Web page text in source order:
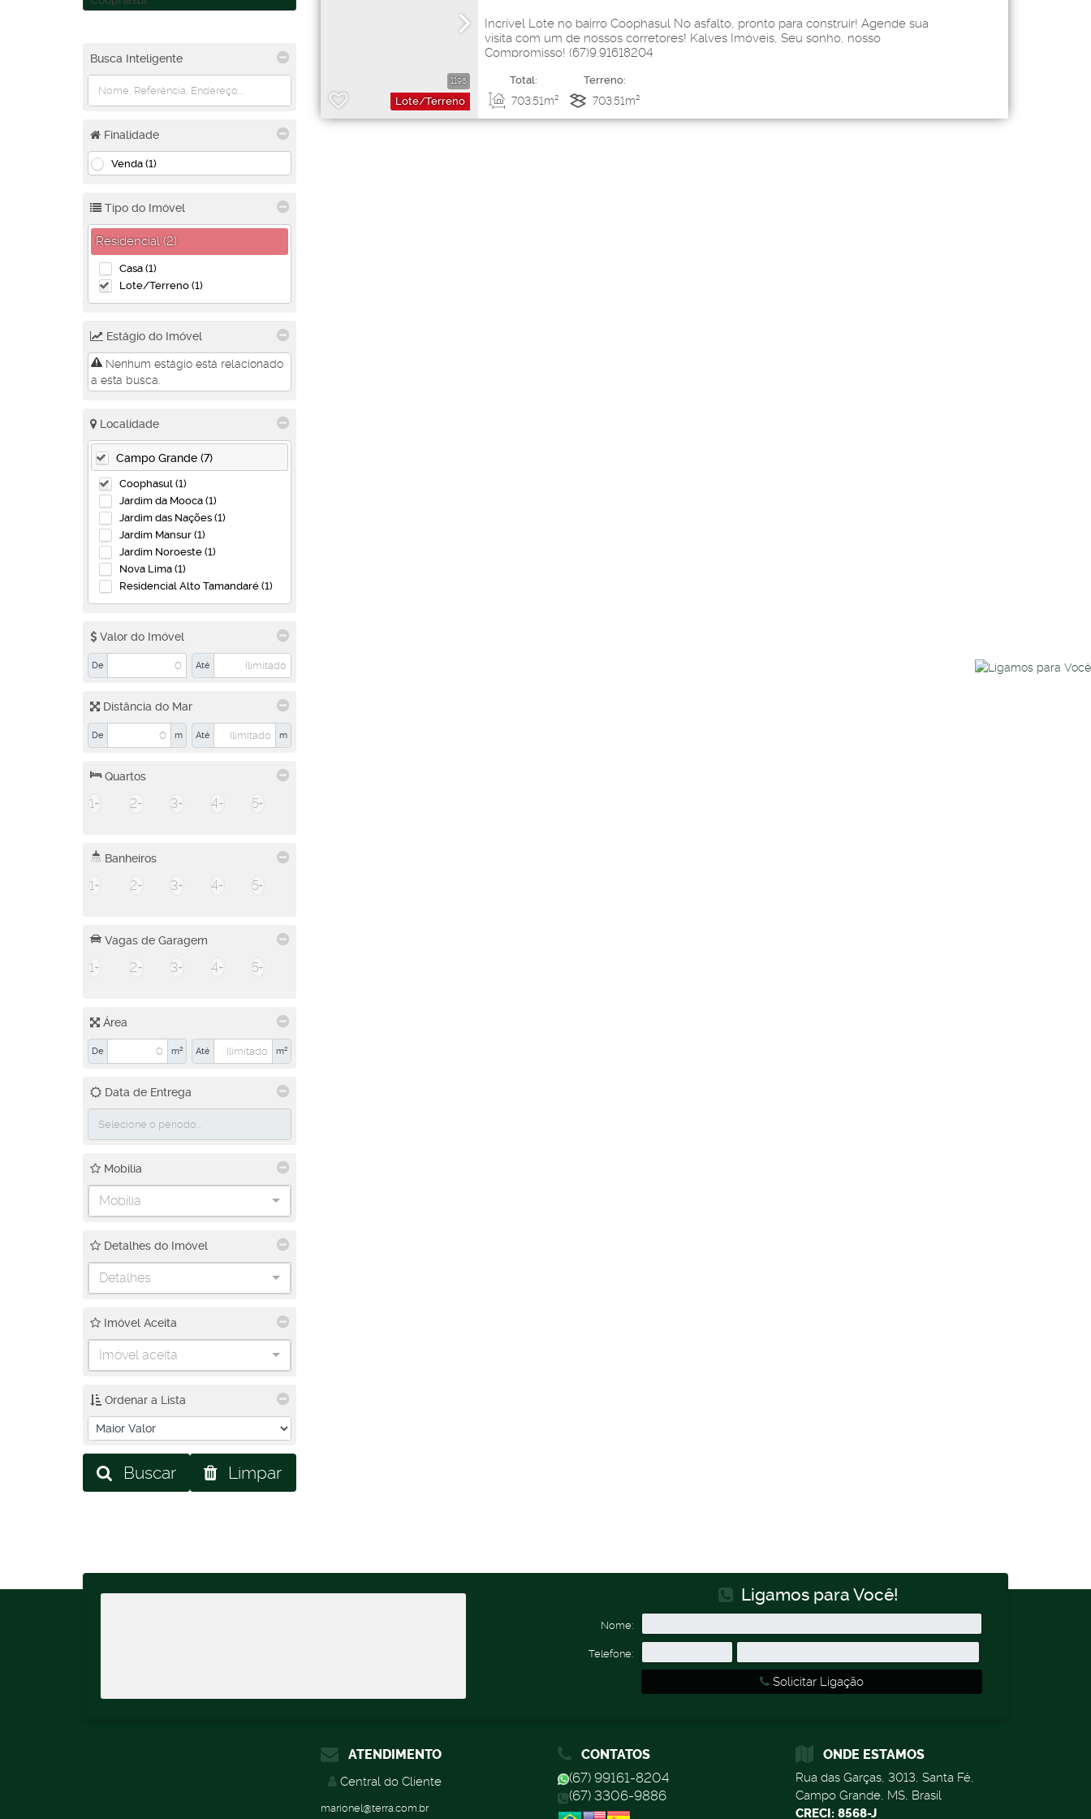
Busca Inteligente
Finalidade
Venda (1)
Tipo do Imóvel
Residencial (2)
Casa (1)
Lote/Terreno (1)
Estágio do Imóvel
Nenhum estágio está relacionado
a esta busca.
Localidade
Campo Grande (7)
Coophasul (1)
Jardim da Mooca (1)
Jardim das Nações (1)
Jardim Mansur (1)
Jardim Noroeste (1)
Nova Lima (1)
Residencial Alto Tamandaré (1)
Valor do Imóvel
De Até
Distância do Mar
De m Até m
Quartos
1+ 2+ 3+ 4+ 5+
Banheiros
1+ 2+ 3+ 4+ 5+
Vagas de Garagem
1+ 2+ 3+ 4+ 5+
Área
De m² Até m²
Data de Entrega
Mobilia
Mobília
Detalhes do Imóvel
Detalhes
Imóvel Aceita
Imóvel aceita
Ordenar a Lista
Buscar Limpar
1198
Lote/Terreno
Total:
703.51m²
Terreno:
703.51m²
Incrível Lote no bairro Coophasul No asfalto, pronto para construir! Agende sua
visita com um de nossos corretores! Kalves Imóveis, Seu sonho, nosso
Compromisso! (67)9.91618204
Ligamos para Você!
Nome:
Telefone:
Solicitar Ligação
ATENDIMENTO
Central do Cliente
marionel@terra.com.br
CONTATOS
(67) 99161-8204
(67) 3306-9886
ONDE ESTAMOS
Rua das Garças, 3013, Santa Fé,
Campo Grande, MS, Brasil
CRECI: 8568-J